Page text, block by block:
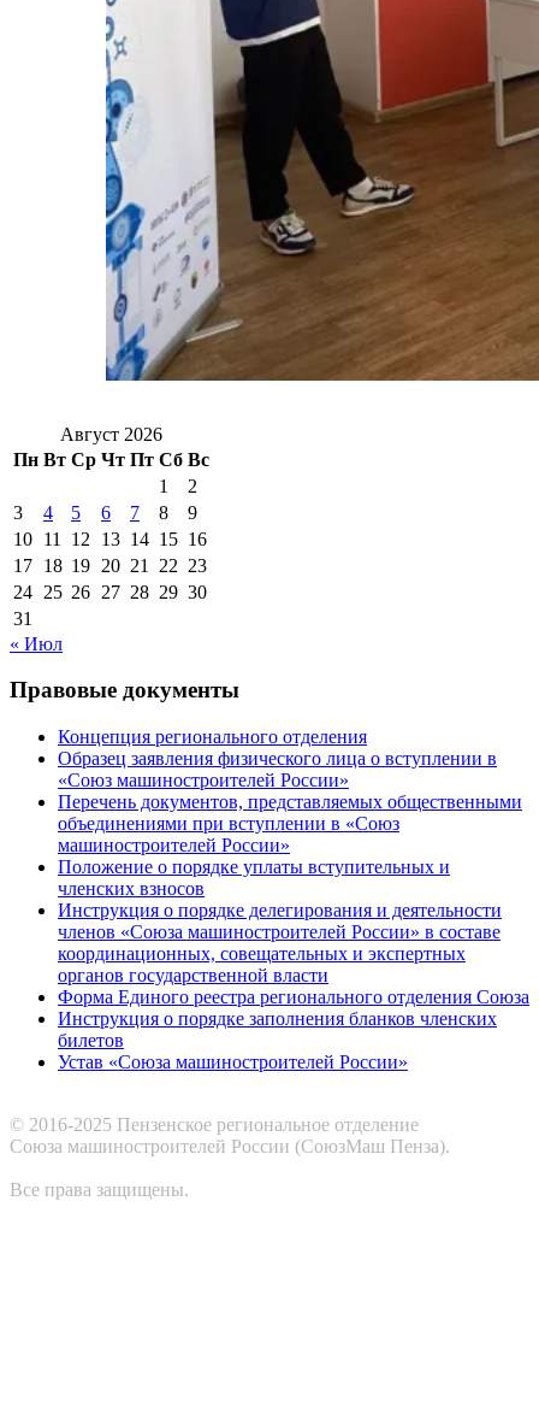
Август 2026
Пн Вт Ср Чт Пт Сб Вс
1
2
3
4 5 6 7 8
9
10 11 12 13 14 15 16
17 18 19 20 21 22 23
24 25 26 27 28 29 30
31
« Июл
Правовые документы
Концепция регионального отделения
Образец заявления физического лица о вступлении в
«Союз машиностроителей России»
Перечень документов, представляемых общественными
объединениями при вступлении в «Союз
машиностроителей России»
Положение о порядке уплаты вступительных и
членских взносов
Инструкция о порядке делегирования и деятельности
членов «Союза машиностроителей России» в составе
координационных, совещательных и экспертных
органов государственной власти
Форма Единого реестра регионального отделения Союза
Инструкция о порядке заполнения бланков членских
билетов
Устав «Союза машиностроителей России»
© 2016-2025 Пензенское региональное отделение
Cоюза машиностроителей России (СоюзМаш Пенза).
Все права защищены.